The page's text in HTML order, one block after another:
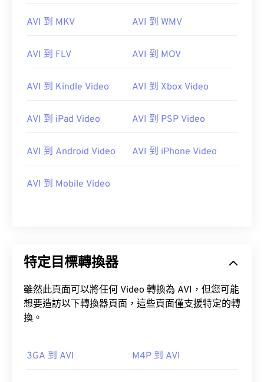
AVI 到 MKV AVI 到 WMV
AVI 到 FLV AVI 到 MOV
AVI 到 Kindle Video AVI 到 Xbox Video
AVI 到 iPad Video AVI 到 PSP Video
AVI 到 Android Video AVI 到 iPhone Video
AVI 到 Mobile Video
特定目標轉換器
雖然此頁面可以將任何 Video 轉換為 AVI，但您可能
想要造訪以下轉換器頁面，這些頁面僅支援特定的轉
換。
3GA 到 AVI M4P 到 AVI